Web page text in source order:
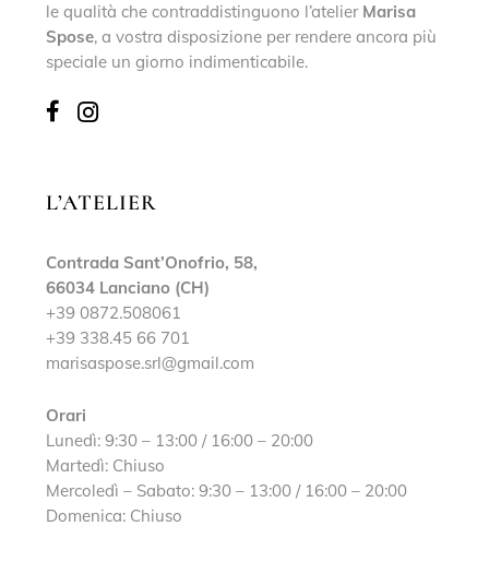
le qualità che contraddistinguono l’atelier Marisa
Spose, a vostra disposizione per rendere ancora più
speciale un giorno indimenticabile.
L’ATELIER
Contrada Sant’Onofrio, 58,
66034 Lanciano (CH)
+39 0872.508061
+39 338.45 66 701
marisaspose.srl@gmail.com
Orari
Lunedì: 9:30 – 13:00 / 16:00 – 20:00
Martedì: Chiuso
Mercoledì – Sabato: 9:30 – 13:00 / 16:00 – 20:00
Domenica: Chiuso